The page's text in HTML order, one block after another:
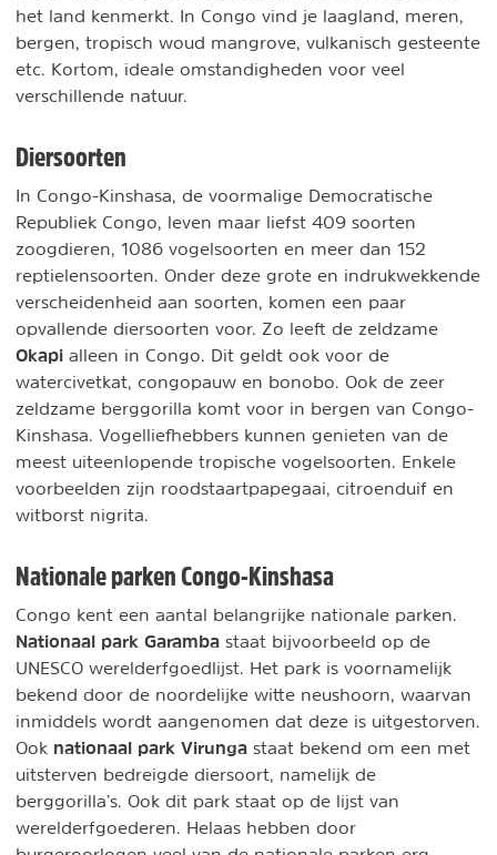
het land kenmerkt. In Congo vind je laagland, meren,
bergen, tropisch woud mangrove, vulkanisch gesteente
etc. Kortom, ideale omstandigheden voor veel
verschillende natuur.
Diersoorten
In Congo-Kinshasa, de voormalige Democratische
Republiek Congo, leven maar liefst 409 soorten
zoogdieren, 1086 vogelsoorten en meer dan 152
reptielensoorten. Onder deze grote en indrukwekkende
verscheidenheid aan soorten, komen een paar
opvallende diersoorten voor. Zo leeft de zeldzame
Okapi alleen in Congo. Dit geldt ook voor de
watercivetkat, congopauw en bonobo. Ook de zeer
zeldzame berggorilla komt voor in bergen van Congo-
Kinshasa. Vogelliefhebbers kunnen genieten van de
meest uiteenlopende tropische vogelsoorten. Enkele
voorbeelden zijn roodstaartpapegaai, citroenduif en
witborst nigrita.
Nationale parken Congo-Kinshasa
Congo kent een aantal belangrijke nationale parken.
Nationaal park Garamba staat bijvoorbeeld op de
UNESCO werelderfgoedlijst. Het park is voornamelijk
bekend door de noordelijke witte neushoorn, waarvan
inmiddels wordt aangenomen dat deze is uitgestorven.
Ook nationaal park Virunga staat bekend om een met
uitsterven bedreigde diersoort, namelijk de
berggorilla’s. Ook dit park staat op de lijst van
werelderfgoederen. Helaas hebben door